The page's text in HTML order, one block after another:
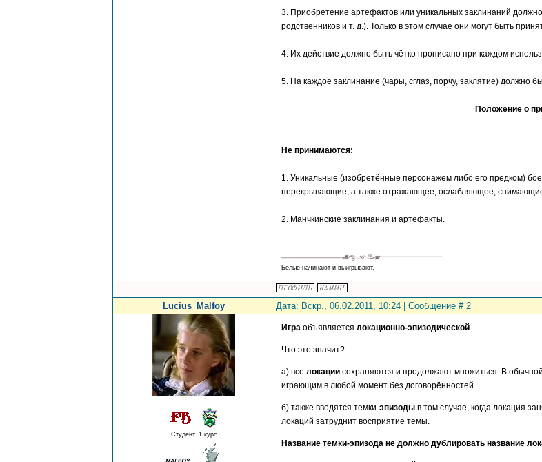
3. Приобретение артефактов или уникальных заклинаний
родственников и т. д.). Только в этом случае они могут быть
4. Их действие должно быть чётко прописано при каждом
5. На каждое заклинание (чары, сглаз, порчу, заклятие) должно
Положение о
Не принимаются:
1. Уникальные (изобретённые персонажем либо его предком)
перекрывающие, а также отражающее, ослабляющее,
2. Манчкинские заклинания и артефакты.
Белые начинают и выигрывают.
Lucius_Malfoy Дата: Вскр., 06.02.2011, 10:24 | Сообщение # 2
Студент. 1 курс
Игра объявляется локационно-эпизодической.
Что это значит?
а) все локации сохраняются и продолжают множиться. В
играющим в любой момент без договорённостей.
б) также вводятся темки-эпизоды в том случае, когда локация
локаций затруднит восприятие темы.
Название темки-эпизода не должно дублировать название